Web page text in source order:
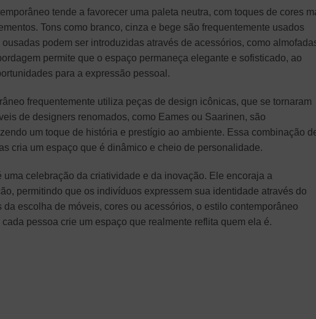
tende a favorecer uma paleta neutra, com toques de cores
Tons como branco, cinza e bege são frequentemente usados
podem ser introduzidas através de acessórios, como
permite que o espaço permaneça elegante e sofisticado, ao
para a expressão pessoal.
frequentemente utiliza peças de design icônicas, que se tornaram
de designers renomados, como Eames ou Saarinen, são
um toque de história e prestígio ao ambiente. Essa combinação
cria um espaço que é dinâmico e cheio de personalidade.
uma celebração da criatividade e da inovação. Ele encoraja a
permitindo que os indivíduos expressem sua identidade através do
escolha de móveis, cores ou acessórios, o estilo contemporâneo
pessoa crie um espaço que realmente reflita quem ela é.